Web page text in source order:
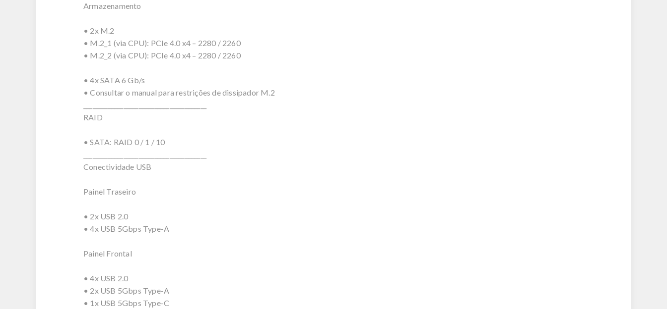
Armazenamento
• 2x M.2
• M.2_1 (via CPU): PCIe 4.0 x4 – 2280 / 2260
• M.2_2 (via CPU): PCIe 4.0 x4 – 2280 / 2260
• 4x SATA 6 Gb/s
• Consultar o manual para restrições de dissipador M.2
RAID
• SATA: RAID 0 / 1 / 10
Conectividade USB
Painel Traseiro
• 2x USB 2.0
• 4x USB 5Gbps Type-A
Painel Frontal
• 4x USB 2.0
• 2x USB 5Gbps Type-A
• 1x USB 5Gbps Type-C